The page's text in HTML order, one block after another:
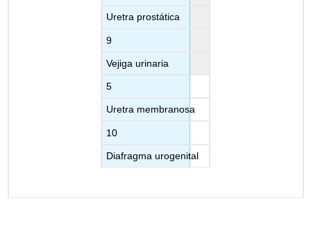
Uretra prostática
9
Vejiga urinaria
5
Uretra membranosa
10
Diafragma urogenital